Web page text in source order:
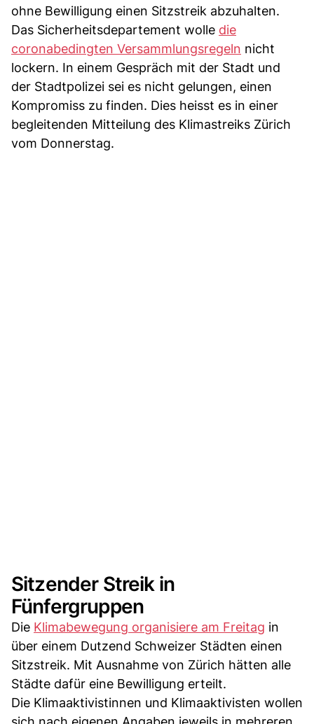
ohne Bewilligung einen Sitzstreik abzuhalten.
Das Sicherheitsdepartement wolle die
coronabedingten Versammlungsregeln nicht
lockern. In einem Gespräch mit der Stadt und
der Stadtpolizei sei es nicht gelungen, einen
Kompromiss zu finden. Dies heisst es in einer
begleitenden Mitteilung des Klimastreiks Zürich
vom Donnerstag.
Sitzender Streik in
Fünfergruppen
Die Klimabewegung organisiere am Freitag in
über einem Dutzend Schweizer Städten einen
Sitzstreik. Mit Ausnahme von Zürich hätten alle
Städte dafür eine Bewilligung erteilt.
Die Klimaaktivistinnen und Klimaaktivisten wollen